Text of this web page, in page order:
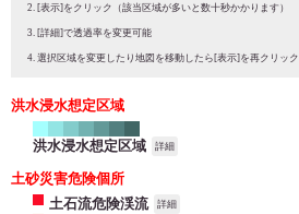
[表示]をクリック（該当区域が多いと数十秒かかります）
[詳細]で透過率を変更可能
選択区域を変更したり地図を移動したら[表示]を再クリック
洪水浸水想定区域
洪水浸水想定区域 詳細
土砂災害危険個所
土石流危険渓流
詳細